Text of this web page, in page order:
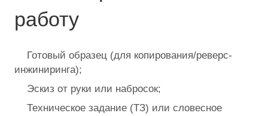
работу
Готовый образец (для копирования/реверс-
инжиниринга);
Эскиз от руки или набросок;
Техническое задание (ТЗ) или словесное